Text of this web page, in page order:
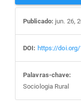
Publicado: jun. 26,
DOI: https://
Palavras-chave:
Sociologia Rural